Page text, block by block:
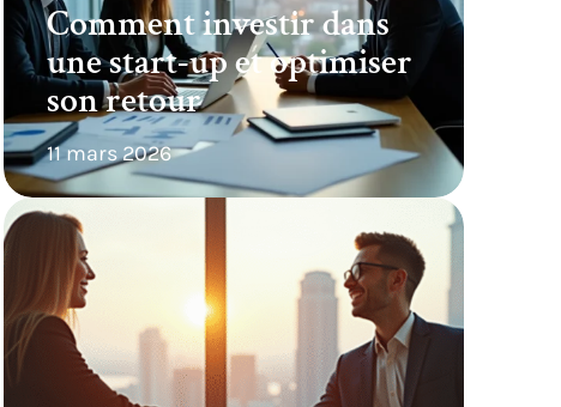
Comment investir dans
une start-up et optimiser
son retour
11 mars 2026